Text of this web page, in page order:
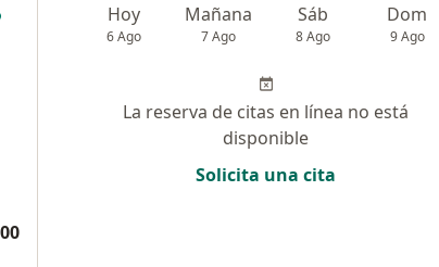
Hoy
6 Ago
Mañana
7 Ago
Sáb
8 Ago
Dom
9 Ago
La reserva de citas en línea no está
disponible
Solicita una cita